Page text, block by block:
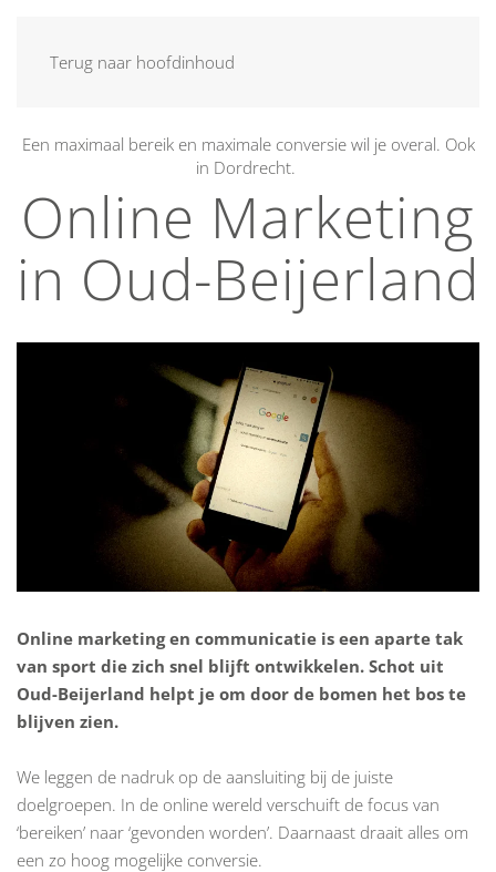
Terug naar hoofdinhoud
Een maximaal bereik en maximale conversie wil je overal. Ook
in Dordrecht.
Online Marketing
in Oud-Beijerland
Online marketing en communicatie is een aparte tak
van sport die zich snel blijft ontwikkelen. Schot uit
Oud-Beijerland helpt je om door de bomen het bos te
blijven zien.
We leggen de nadruk op de aansluiting bij de juiste
doelgroepen. In de online wereld verschuift de focus van
‘bereiken’ naar ‘gevonden worden’. Daarnaast draait alles om
een zo hoog mogelijke conversie.